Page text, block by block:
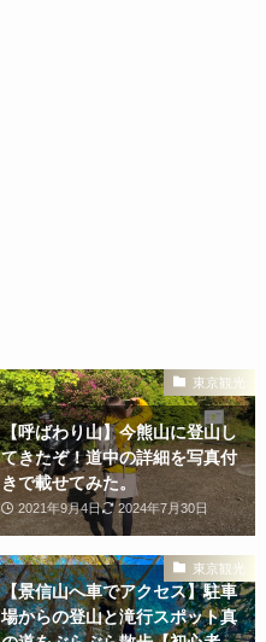
東京観光
【呼ばわり山】今熊山に登山し
てきたぞ！道中の詳細を写真付
きで載せてみた。
2021年9月4日 2024年7月30日
東京観光
【景信山へ車でアクセス】駐車
場からの登山と滝行スポット真